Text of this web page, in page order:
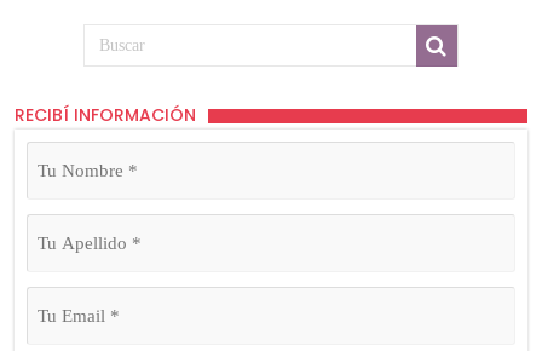
RECIBÍ INFORMACIÓN
Tu
Nombre
Tu
Apellido
Tu
Email